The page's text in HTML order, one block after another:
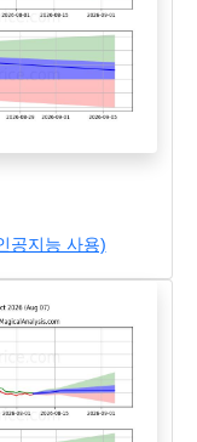
공지능 사용)